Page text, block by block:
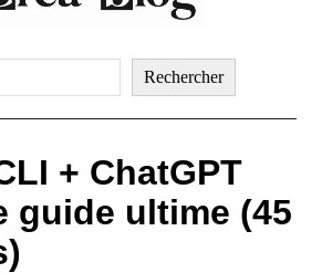
Rechercher
+ ChatGPT
guide ultime (45